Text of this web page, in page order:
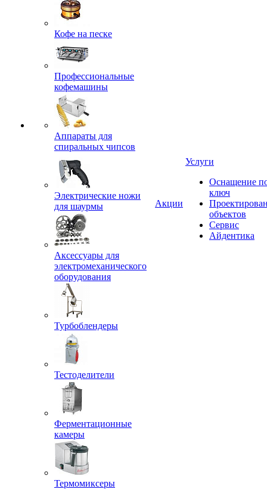
Кофе на песке
Профессиональные
кофемашины
Аппараты для
спиральных чипсов
Электрические ножи
для шаурмы
Аксессуары для
электромеханического
оборудования
Турбоблендеры
Тестоделители
Ферментационные
камеры
Термомиксеры
Акции
Услуги
Оснащение
ключ
объектов
Сервис
Айдентика